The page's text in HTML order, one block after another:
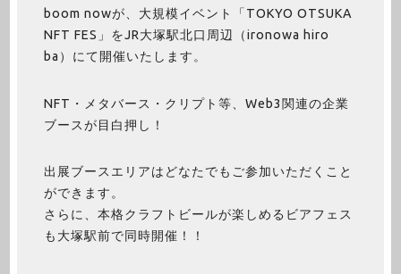
boom nowが、大規模イベント「TOKYO OTSUKA
NFT FES」をJR大塚駅北口周辺（ironowa hiro
ba）にて開催いたします。
NFT・メタバース・クリプト等、Web3関連の企業
ブースが目白押し！
出展ブースエリアはどなたでもご参加いただくこと
ができます。
さらに、本格クラフトビールが楽しめるビアフェス
も大塚駅前で同時開催！！